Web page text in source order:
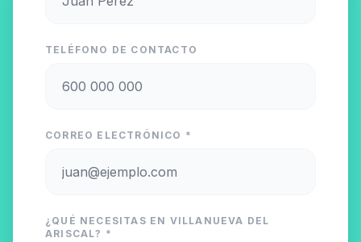
TELÉFONO DE CONTACTO
CORREO ELECTRÓNICO *
¿QUÉ NECESITAS EN VILLANUEVA DEL
ARISCAL? *